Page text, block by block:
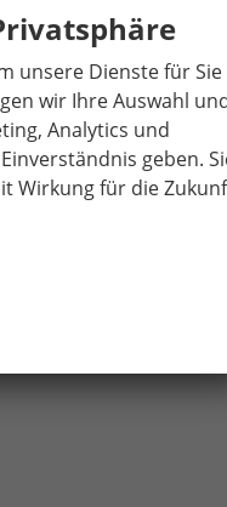
integrierter
mit kostenloser
unsere Dienste für Sie
wir Ihre Auswahl
Analytics und
geben.
Wirkung für die